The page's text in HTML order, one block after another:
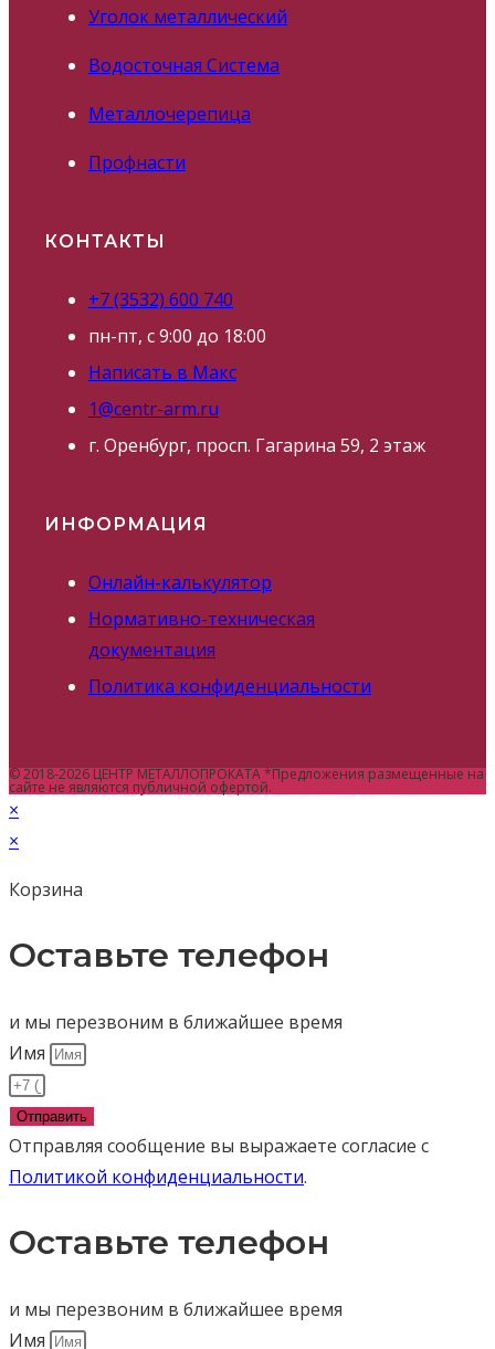
Уголок металлический
Водосточная Система
Металлочерепица
Профнасти
КОНТАКТЫ
+7 (3532) 600 740
пн-пт, с 9:00 до 18:00
Написать в Макс
1@centr-arm.ru
г. Оренбург, просп. Гагарина 59, 2 этаж
ИНФОРМАЦИЯ
Онлайн-калькулятор
Нормативно-техническая
документация
Политика конфиденциальности
© 2018-2026 ЦЕНТР МЕТАЛЛОПРОКАТА *Предложения размещенные на
сайте не являются публичной офертой.
×
×
Корзина
Оставьте телефон
и мы перезвоним в ближайшее время
Имя
Отправить
Отправляя сообщение вы выражаете согласие с
Политикой конфиденциальности.
Оставьте телефон
и мы перезвоним в ближайшее время
Имя